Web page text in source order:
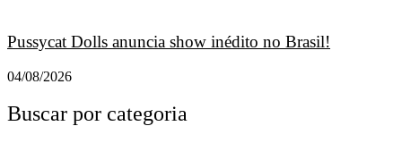
Pussycat Dolls anuncia show inédito no Brasil!
04/08/2026
Buscar por categoria